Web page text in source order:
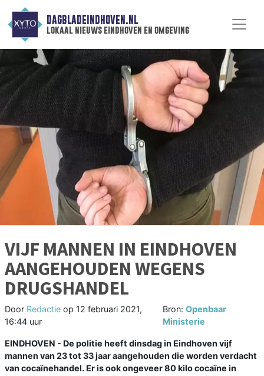
DAGBLADEINDHOVEN.NL
lokaal nieuws eindhoven en omgeving
VIJF MANNEN IN EINDHOVEN
AANGEHOUDEN WEGENS
DRUGSHANDEL
Door Redactie op 12 februari 2021,
16:44 uur
Bron:Openbaar
Ministerie
EINDHOVEN - De politie heeft dinsdag in Eindhoven vijf
mannen van 23 tot 33 jaar aangehouden die worden verdacht
van cocaïnehandel. Er is ook ongeveer 80 kilo cocaïne in